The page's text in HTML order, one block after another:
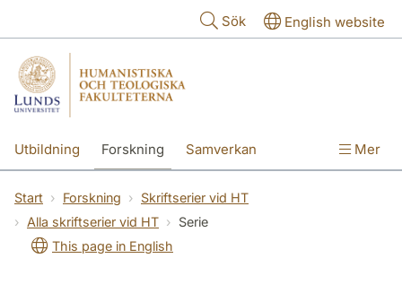
Sök English website
Utbildning Forskning Samverkan Mer
Start Forskning
Skriftserier vid HT
Alla skriftserier vid HT
Serie
This page in English